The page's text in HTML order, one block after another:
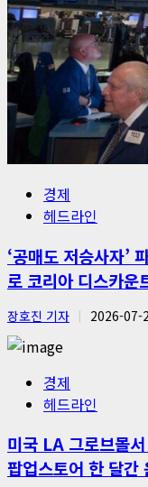
경제
헤드라인
‘공매도 저승사자’
로 코리아 디스카운
장호진 기자 2026-07-
경제
헤드라인
미국 LA 그로브몰
팝업스토어 한 달간